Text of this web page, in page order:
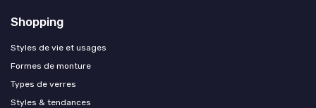
Shopping
Styles de vie et usages
Formes de monture
Types de verres
Styles & tendances